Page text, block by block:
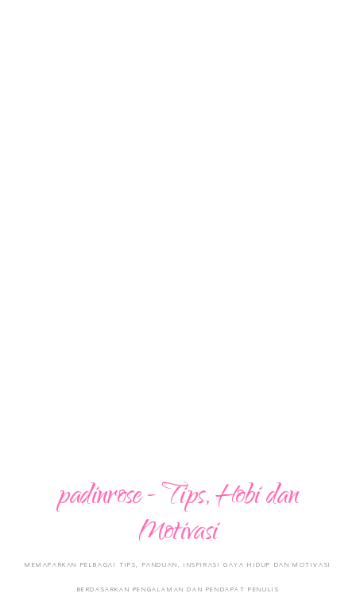
padinrose - Tips, Hobi dan
Motivasi
MEMAPARKAN PELBAGAI TIPS, PANDUAN, INSPIRASI GAYA HIDUP DAN MOTIVASI
BERDASARKAN PENGALAMAN DAN PENDAPAT PENULIS